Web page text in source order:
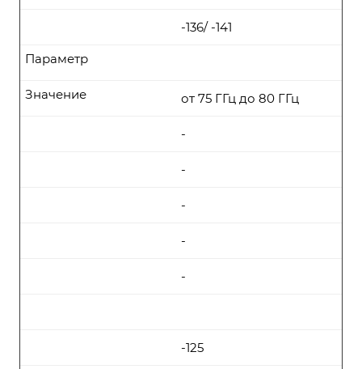
-136/ -141
Параметр
от 75 ГГц до 80 ГГц
Значение
-
-
-
-
-
-125